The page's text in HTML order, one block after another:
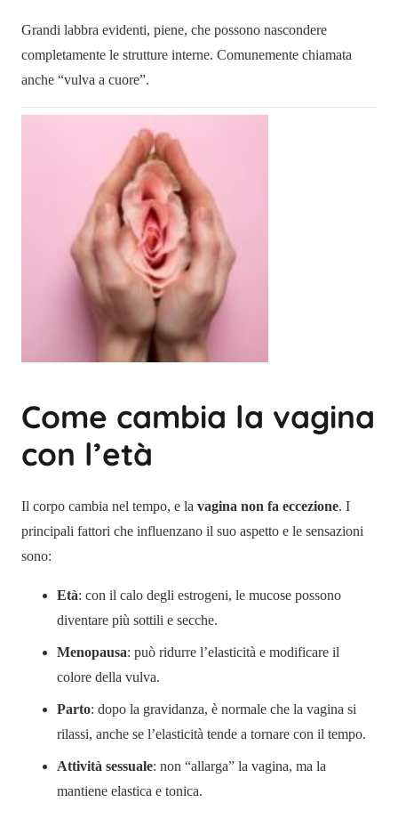
Grandi labbra evidenti, piene, che possono nascondere
completamente le strutture interne. Comunemente chiamata
anche “vulva a cuore”.
Come cambia la vagina
con l’età
Il corpo cambia nel tempo, e la vagina non fa eccezione. I
principali fattori che influenzano il suo aspetto e le sensazioni
sono:
Età: con il calo degli estrogeni, le mucose possono
diventare più sottili e secche.
Menopausa: può ridurre l’elasticità e modificare il
colore della vulva.
Parto: dopo la gravidanza, è normale che la vagina si
rilassi, anche se l’elasticità tende a tornare con il tempo.
Attività sessuale: non “allarga” la vagina, ma la
mantiene elastica e tonica.